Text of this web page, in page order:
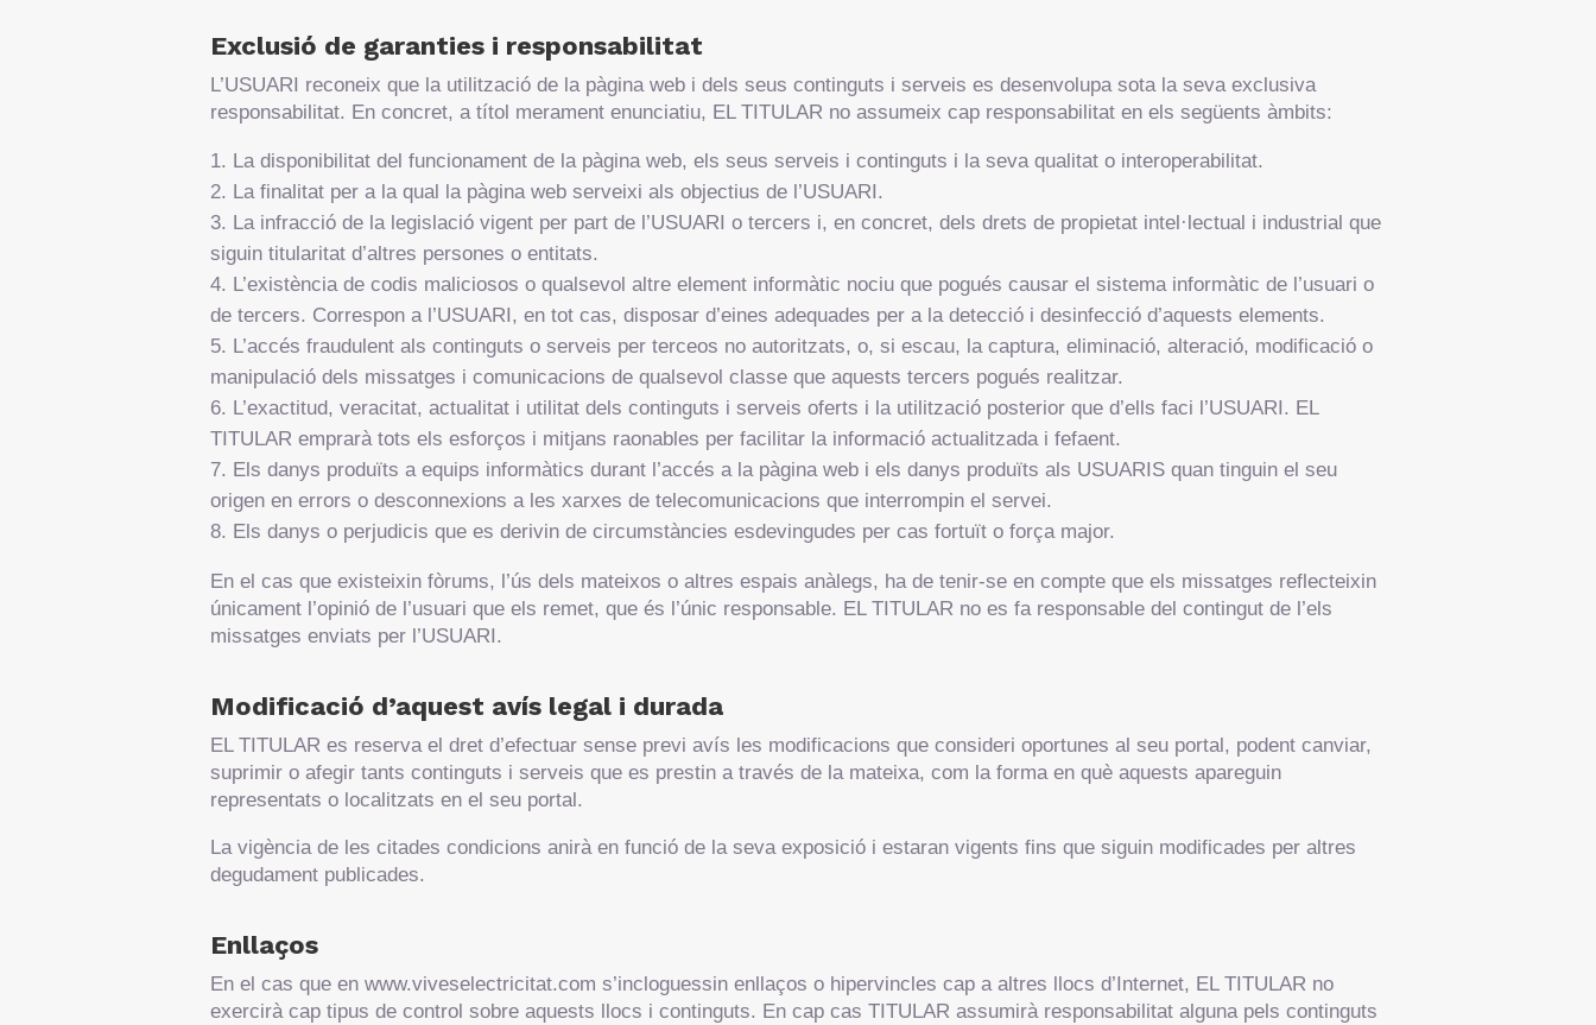
Exclusió de garanties i responsabilitat
L’USUARI reconeix que la utilització de la pàgina web i dels seus continguts i serveis es desenvolupa sota la seva exclusiva
responsabilitat. En concret, a títol merament enunciatiu, EL TITULAR no assumeix cap responsabilitat en els següents àmbits:
La disponibilitat del funcionament de la pàgina web, els seus serveis i continguts i la seva qualitat o interoperabilitat.
La finalitat per a la qual la pàgina web serveixi als objectius de l’USUARI.
La infracció de la legislació vigent per part de l’USUARI o tercers i, en concret, dels drets de propietat intel·lectual i industrial que
siguin titularitat d’altres persones o entitats.
L’existència de codis maliciosos o qualsevol altre element informàtic nociu que pogués causar el sistema informàtic de l’usuari o
de tercers. Correspon a l’USUARI, en tot cas, disposar d’eines adequades per a la detecció i desinfecció d’aquests elements.
L’accés fraudulent als continguts o serveis per terceos no autoritzats, o, si escau, la captura, eliminació, alteració, modificació o
manipulació dels missatges i comunicacions de qualsevol classe que aquests tercers pogués realitzar.
L’exactitud, veracitat, actualitat i utilitat dels continguts i serveis oferts i la utilització posterior que d’ells faci l’USUARI. EL
TITULAR emprarà tots els esforços i mitjans raonables per facilitar la informació actualitzada i fefaent.
Els danys produïts a equips informàtics durant l’accés a la pàgina web i els danys produïts als USUARIS quan tinguin el seu
origen en errors o desconnexions a les xarxes de telecomunicacions que interrompin el servei.
Els danys o perjudicis que es derivin de circumstàncies esdevingudes per cas fortuït o força major.
En el cas que existeixin fòrums, l’ús dels mateixos o altres espais anàlegs, ha de tenir-se en compte que els missatges reflecteixin
únicament l’opinió de l’usuari que els remet, que és l’únic responsable. EL TITULAR no es fa responsable del contingut de l’els
missatges enviats per l’USUARI.
Modificació d’aquest avís legal i durada
EL TITULAR es reserva el dret d’efectuar sense previ avís les modificacions que consideri oportunes al seu portal, podent canviar,
suprimir o afegir tants continguts i serveis que es prestin a través de la mateixa, com la forma en què aquests apareguin
representats o localitzats en el seu portal.
La vigència de les citades condicions anirà en funció de la seva exposició i estaran vigents fins que siguin modificades per altres
degudament publicades.
Enllaços
En el cas que en www.viveselectricitat.com s’incloguessin enllaços o hipervincles cap a altres llocs d’Internet, EL TITULAR no
exercirà cap tipus de control sobre aquests llocs i continguts. En cap cas TITULAR assumirà responsabilitat alguna pels continguts